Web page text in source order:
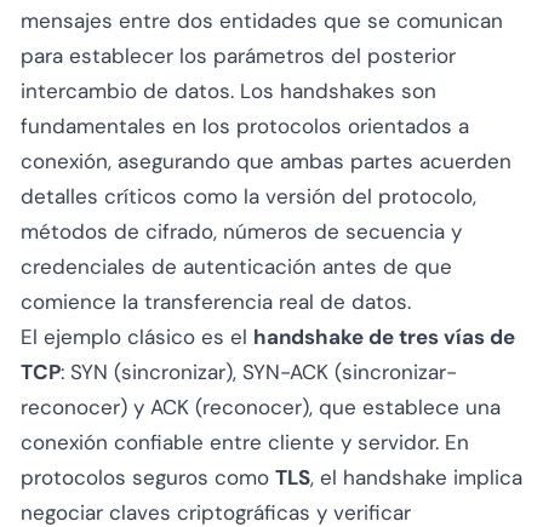
mensajes entre dos entidades que se comunican
para establecer los parámetros del posterior
intercambio de datos. Los handshakes son
fundamentales en los protocolos orientados a
conexión, asegurando que ambas partes acuerden
detalles críticos como la versión del protocolo,
métodos de cifrado, números de secuencia y
credenciales de autenticación antes de que
comience la transferencia real de datos.
El ejemplo clásico es el handshake de tres vías de
TCP: SYN (sincronizar), SYN-ACK (sincronizar-
reconocer) y ACK (reconocer), que establece una
conexión confiable entre cliente y servidor. En
protocolos seguros como TLS, el handshake implica
negociar claves criptográficas y verificar